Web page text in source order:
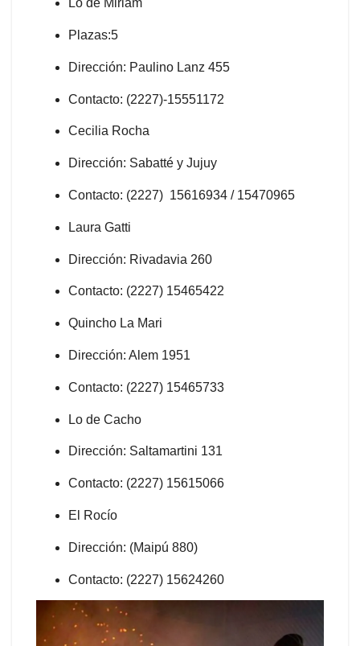
Lo de Miriam
Plazas:5
Dirección: Paulino Lanz 455
Contacto: (2227)-15551172
Cecilia Rocha
Dirección: Sabatté y Jujuy
Contacto: (2227) 15616934 / 15470965
Laura Gatti
Dirección: Rivadavia 260
Contacto: (2227) 15465422
Quincho La Mari
Dirección: Alem 1951
Contacto: (2227) 15465733
Lo de Cacho
Dirección: Saltamartini 131
Contacto: (2227) 15615066
El Rocío
Dirección: (Maipú 880)
Contacto: (2227) 15624260